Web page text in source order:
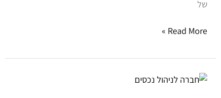
של
Read More »
מדוע